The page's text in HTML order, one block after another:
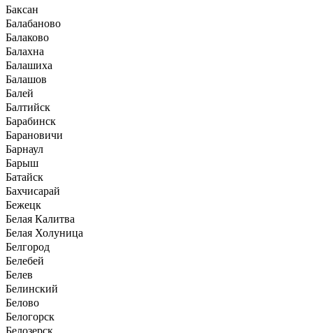
Баксан
Балабаново
Балаково
Балахна
Балашиха
Балашов
Балей
Балтийск
Барабинск
Барановичи
Барнаул
Барыш
Батайск
Бахчисарай
Бежецк
Белая Калитва
Белая Холуница
Белгород
Белебей
Белев
Белинский
Белово
Белогорск